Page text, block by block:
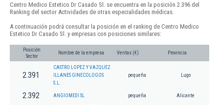
Centro Medico Estetico Dr Casado Sl. se encuentra en la posición 2.396 del
Ranking del sector Actividades de otras especialidades médicas.
A continuación podrá consultar la posición en el ranking de Centro Medico
Estetico Dr Casado Sl. y empresas con posiciones similares:
Posición
Sector
Nombre de la empresa Ventas (€) Provincia
2.391
CASTRO LOPEZ Y VAZQUEZ
ILLANES GINECOLOGOS
S.L.
pequeña Lugo
2.392 ANGIOMEDI SL pequeña Alicante